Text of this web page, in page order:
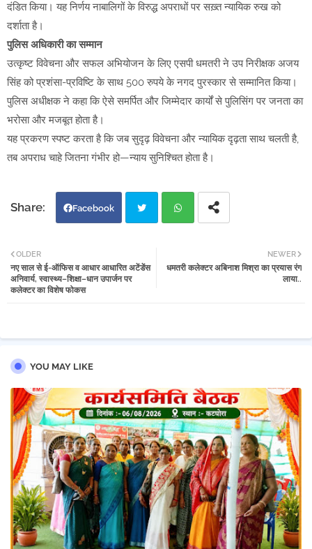
दंडित किया। यह निर्णय नाबालिगों के विरुद्ध अपराधों पर सख़्त न्यायिक रुख को
दर्शाता है।
पुलिस अधिकारी का सम्मान
उत्कृष्ट विवेचना और सफल अभियोजन के लिए एसपी धमतरी ने उप निरीक्षक अजय
सिंह को प्रशंसा-प्रविष्टि के साथ 500 रुपये के नगद पुरस्कार से सम्मानित किया।
पुलिस अधीक्षक ने कहा कि ऐसे समर्पित और जिम्मेदार कार्यों से पुलिसिंग पर जनता का
भरोसा और मजबूत होता है।
यह प्रकरण स्पष्ट करता है कि जब सुदृढ़ विवेचना और न्यायिक दृढ़ता साथ चलती है,
तब अपराध चाहे जितना गंभीर हो—न्याय सुनिश्चित होता है।
Facebook
tter atsa
NEWER
धमतरी कलेक्टर अबिनाश मिश्रा का प्रयास रंग
लाया..
OLDER
नए साल से ई-ऑफिस व आधार आधारित अटेंडेंस
अनिवार्य, स्वास्थ्य–शिक्षा–धान उपार्जन पर
कलेक्टर का विशेष फोकस
YOU MAY LIKE